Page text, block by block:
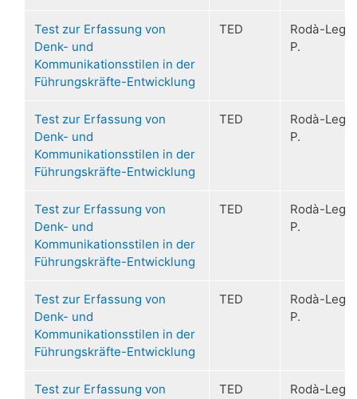
Test zur Erfassung von
Denk- und
Kommunikationsstilen in der
Führungskräfte-Entwicklung
TED
Rodà-
P.
Test zur Erfassung von
Denk- und
Kommunikationsstilen in der
Führungskräfte-Entwicklung
TED
Rodà-
P.
Test zur Erfassung von
Denk- und
Kommunikationsstilen in der
Führungskräfte-Entwicklung
TED
Rodà-
P.
Test zur Erfassung von
Denk- und
Kommunikationsstilen in der
Führungskräfte-Entwicklung
TED
Rodà-
P.
Test zur Erfassung von
TED
Rodà-